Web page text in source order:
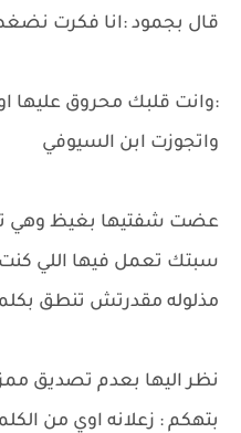
قال بجمود :انا فكرت
:وانت قلبك محروق عليها
واتجوزت ابن السيوفي
عضت شفتيها بغيظ وهي
سبتك تعمل فيها اللي كنت
مذلوله مقدرتش تنطق
نظر اليها بعدم تصديق
بتهكم : زعلانه اوي من